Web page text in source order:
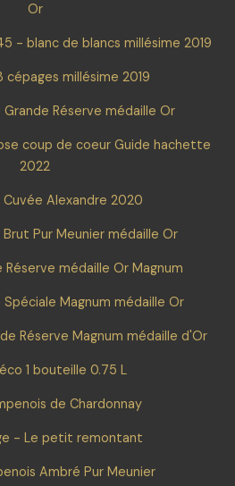
Or
- blanc de blancs millésime 2019
cépages millésime 2019
Grande Réserve médaille Or
coup de coeur Guide hachette
2022
Cuvée Alexandre 2020
Pur Meunier médaille Or
Réserve médaille Or Magnum
Magnum médaille Or
Réserve Magnum médaille d'Or
1 bouteille 0.75 L
de Chardonnay
- Le petit remontant
Ambré Pur Meunier